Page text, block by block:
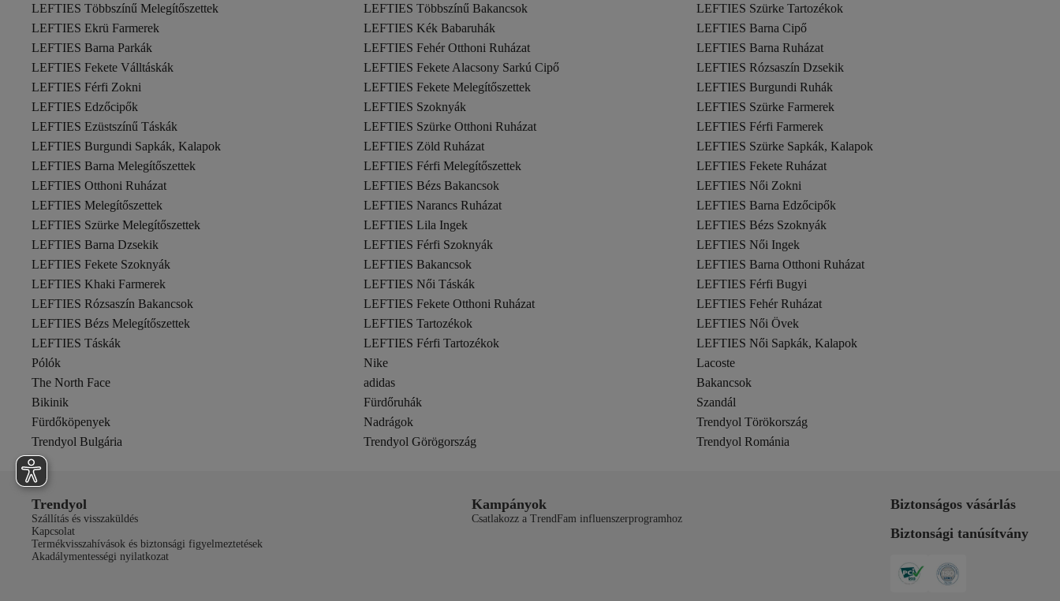
LEFTIES Többszínű Melegítőszettek
LEFTIES Többszínű Bakancsok
LEFTIES Szürke Tartozékok
LEFTIES Ekrü Farmerek
LEFTIES Kék Babaruhák
LEFTIES Barna Cipő
LEFTIES Barna Parkák
LEFTIES Fehér Otthoni Ruházat
LEFTIES Barna Ruházat
LEFTIES Fekete Válltáskák
LEFTIES Fekete Alacsony Sarkú Cipő
LEFTIES Rózsaszín Dzsekik
LEFTIES Férfi Zokni
LEFTIES Fekete Melegítőszettek
LEFTIES Burgundi Ruhák
LEFTIES Edzőcipők
LEFTIES Szoknyák
LEFTIES Szürke Farmerek
LEFTIES Ezüstszínű Táskák
LEFTIES Szürke Otthoni Ruházat
LEFTIES Férfi Farmerek
LEFTIES Burgundi Sapkák, Kalapok
LEFTIES Zöld Ruházat
LEFTIES Szürke Sapkák, Kalapok
LEFTIES Barna Melegítőszettek
LEFTIES Férfi Melegítőszettek
LEFTIES Fekete Ruházat
LEFTIES Otthoni Ruházat
LEFTIES Bézs Bakancsok
LEFTIES Női Zokni
LEFTIES Melegítőszettek
LEFTIES Narancs Ruházat
LEFTIES Barna Edzőcipők
LEFTIES Szürke Melegítőszettek
LEFTIES Lila Ingek
LEFTIES Bézs Szoknyák
LEFTIES Barna Dzsekik
LEFTIES Férfi Szoknyák
LEFTIES Női Ingek
LEFTIES Fekete Szoknyák
LEFTIES Bakancsok
LEFTIES Barna Otthoni Ruházat
LEFTIES Khaki Farmerek
LEFTIES Női Táskák
LEFTIES Férfi Bugyi
LEFTIES Rózsaszín Bakancsok
LEFTIES Fekete Otthoni Ruházat
LEFTIES Fehér Ruházat
LEFTIES Bézs Melegítőszettek
LEFTIES Tartozékok
LEFTIES Női Övek
LEFTIES Táskák
LEFTIES Férfi Tartozékok
LEFTIES Női Sapkák, Kalapok
Pólók
Nike
Lacoste
The North Face
adidas
Bakancsok
Bikinik
Fürdőruhák
Szandál
Fürdőköpenyek
Nadrágok
Trendyol Törökország
Trendyol Bulgária
Trendyol Görögország Trendyol Románia
Trendyol
Szállítás és visszaküldés
Kapcsolat
Termékvisszahívások és biztonsági figyelmeztetések
Akadálymentességi nyilatkozat
Kampányok
Csatlakozz a TrendFam influenszerprogramhoz
Biztonságos vásárlás
Biztonsági tanúsítvány